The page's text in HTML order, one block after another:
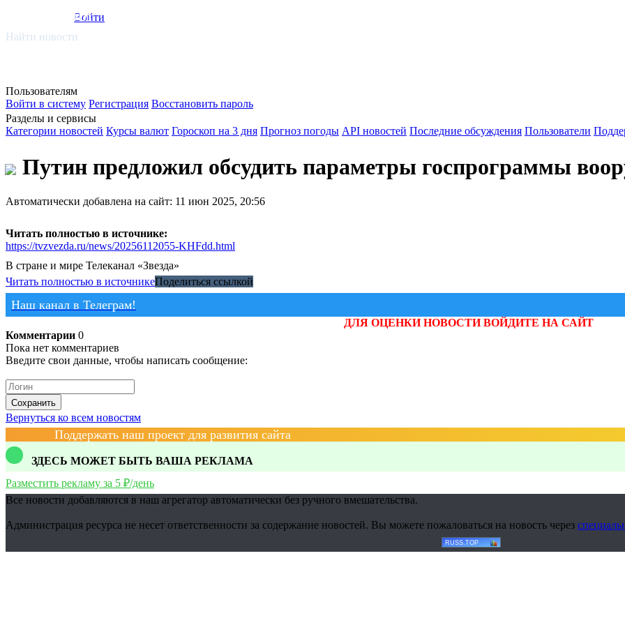
smi.mobi
Войти
Найти новости
Пользователям
Войти в систему Регистрация Восстановить пароль
Разделы и сервисы
Категории новостей Курсы валют Гороскоп на 3 дня Прогноз погоды API новостей Последние обсуждения Пользователи
Путин предложил обсудить параметры госпрограммы
Автоматически добавлена на сайт: 11 июн 2025, 20:56
Читать полностью в источнике:
https://tvzvezda.ru/news/20256112055-KHFdd.html
В стране и мире Телеканал «Звезда»
Читать полностью в источникеПоделиться ссылкой
Наш канал в Телеграм!
ДЛЯ ОЦЕНКИ НОВОСТИ ВОЙДИТЕ НА САЙТ
Комментарии 0
Пока нет комментариев
Введите свои данные, чтобы написать сообщение:
Сохранить
Вернуться ко всем новостям
Поддержать наш проект для развития сайта
ЗДЕСЬ МОЖЕТ БЫТЬ ВАША РЕКЛАМА
Разместить рекламу за 5 ₽/день
Все новости добавляются в наш агрегатор автоматически без ручного вмешательства.
Администрация ресурса не несет ответственности за содержание новостей. Вы можете пожаловаться на новость через